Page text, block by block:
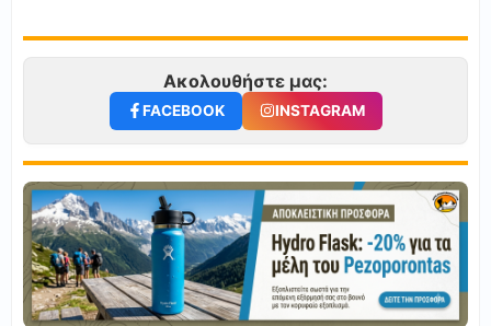
Ακολουθήστε μας:
FACEBOOK INSTAGRAM